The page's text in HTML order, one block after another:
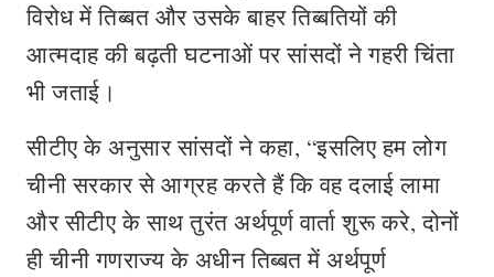
विरोध में तिब्बत और उसके बाहर तिब्बतियों की
आत्मदाह की बढ़ती घटनाओं पर सांसदों ने गहरी चिंता
भी जताई।
सीटीए के अनुसार सांसदों ने कहा, “इसलिए हम लोग
चीनी सरकार से आग्रह करते हैं कि वह दलाई लामा
और सीटीए के साथ तुरंत अर्थपूर्ण वार्ता शुरू करे, दोनों
ही चीनी गणराज्य के अधीन तिब्बत में अर्थपूर्ण